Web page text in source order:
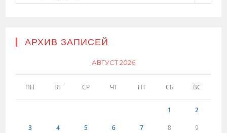
АРХИВ ЗАПИСЕЙ
АВГУСТ 2026
ПН ВТ СР ЧТ ПТ СБ ВС
1 2
3 4 5 6 7 8 9